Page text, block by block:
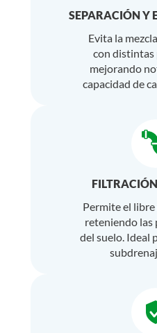
SEPARACIÓN Y
Evita la
con distintas
mejorando
capacidad de
Permite el
reteniendo las
del suelo. Ideal